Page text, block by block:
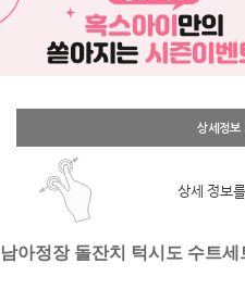
상세정보
상세 정보
남아정장 돌잔치 턱시도 수트